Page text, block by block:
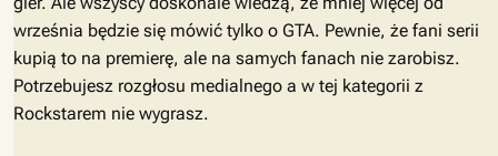
września będzie się mówić tylko o GTA. Pewnie, że fani serii
kupią to na premierę, ale na samych fanach nie zarobisz.
Potrzebujesz rozgłosu medialnego a w tej kategorii z
Rockstarem nie wygrasz.